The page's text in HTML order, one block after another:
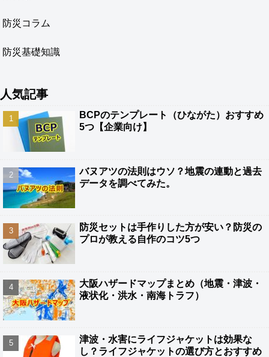
防災コラム
防災基礎知識
人気記事
BCPのテンプレート（ひながた）おすすめ
5つ【企業向け】
バヌアツの法則はウソ？地震の連動と過去
データを調べてみた。
防災セットは手作りした方が安い？防災の
プロが教える自作のコツ5つ
大阪ハザードマップまとめ（地震・津波・
液状化・洪水・南海トラフ）
津波・水害にライフジャケットは効果な
し？ライフジャケットの選び方とおすすめ